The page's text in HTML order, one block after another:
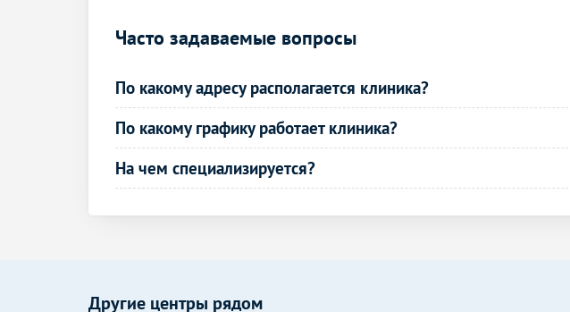
МРТ плечевого сустава
МРТ локтевого сустава
6190
МРТ лучезапястного сустава
МРТ внутренних органов
МРТ прямой кишки
Часто задаваемые вопросы
По какому адресу располагается клиника?
По какому графику работает клиника?
На чем специализируется?
Другие центры рядом